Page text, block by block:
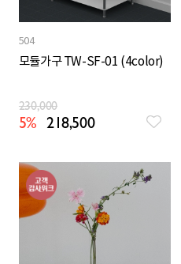
504
모듈가구 TW-SF-01 (4color)
230,000
5% 218,500